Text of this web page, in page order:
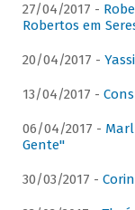
27/04/2017 -
Robertos em
20/04/2017 -
13/04/2017 -
06/04/2017 -
Gente"
30/03/2017 -